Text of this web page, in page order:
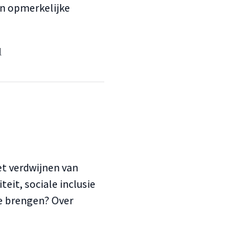
opmerkelijke
verdwijnen van
sociale inclusie
brengen? Over